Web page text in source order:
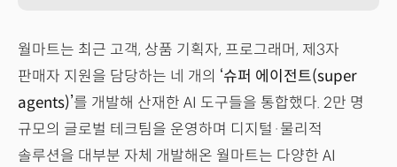
월마트는 최근 고객, 상품 기획자, 프로그래머, 제3자
판매자 지원을 담당하는 네 개의 ‘슈퍼 에이전트(super
agents)’를 개발해 산재한 AI 도구들을 통합했다. 2만 명
규모의 글로벌 테크팀을 운영하며 디지털·물리적
솔루션을 대부분 자체 개발해온 월마트는 다양한 AI